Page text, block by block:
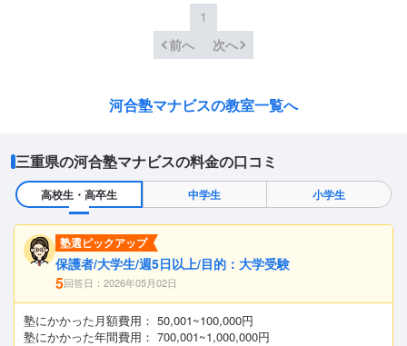
1
前へ
次へ
河合塾マナビスの教室一覧へ
三重県の河合塾マナビスの料金の口コミ
高校生・高卒生 中学生 小学生
塾選ピックアップ
保護者/大学生/週5日以上/目的：大学受験
5回答日：2026年05月02日
塾にかかった月額費用： 50,001~100,000円
塾にかかった年間費用： 700,001~1,000,000円